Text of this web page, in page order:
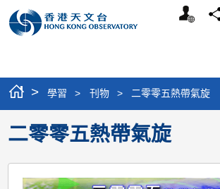
個
分
> 學習 > 刊物 > 二零零五熱帶氣旋
二零零五熱帶氣旋